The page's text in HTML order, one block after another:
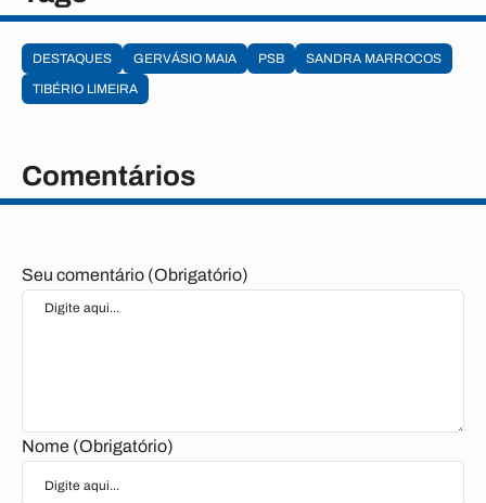
DESTAQUES GERVÁSIO MAIA PSB
SANDRA MARROCOS
TIBÉRIO LIMEIRA
Comentários
Seu comentário (Obrigatório)
Nome (Obrigatório)